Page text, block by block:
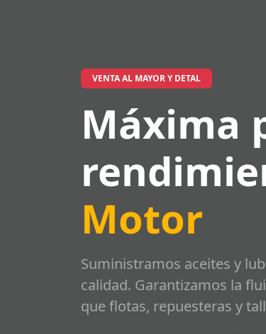
VENTA AL MAYOR Y DETAL
Máxima
Motor
Suministramos aceites y
calidad. Garantizamos la
que flotas, repuesteras y